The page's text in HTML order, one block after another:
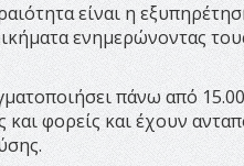
είναι η
ενημερώνοντας
πάνω από
φορείς και έχουν